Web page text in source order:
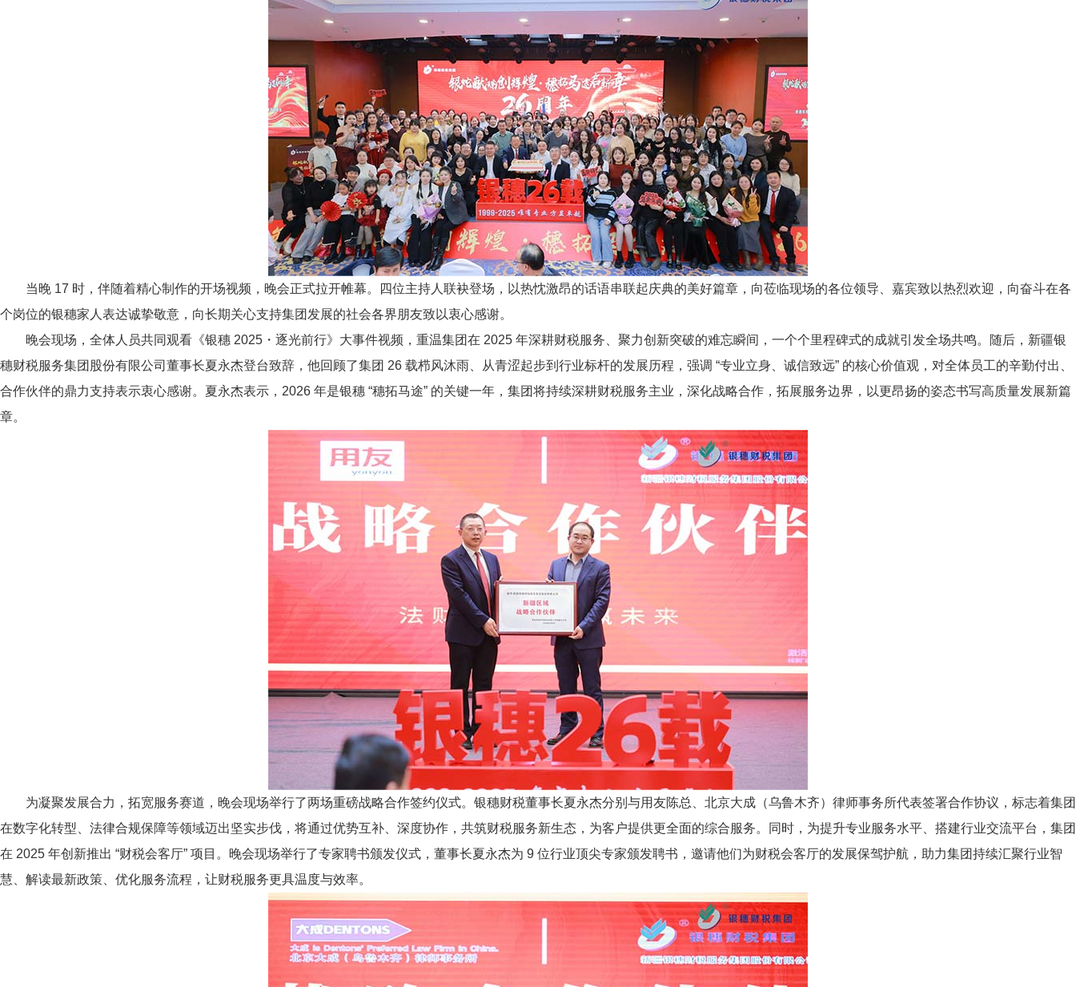
当晚 17 时，伴随着精心制作的开场视频，晚会正式拉开帷幕。四位主持人联袂登场，以热忱激昂的话语串联起庆典的美好篇章，向莅临现场的各位领导、嘉宾致以热烈欢迎，向奋斗在各
个岗位的银穗家人表达诚挚敬意，向长期关心支持集团发展的社会各界朋友致以衷心感谢。
晚会现场，全体人员共同观看《银穗 2025・逐光前行》大事件视频，重温集团在 2025 年深耕财税服务、聚力创新突破的难忘瞬间，一个个里程碑式的成就引发全场共鸣。随后，新疆银
穗财税服务集团股份有限公司董事长夏永杰登台致辞，他回顾了集团 26 载栉风沐雨、从青涩起步到行业标杆的发展历程，强调 “专业立身、诚信致远” 的核心价值观，对全体员工的辛勤付出、
合作伙伴的鼎力支持表示衷心感谢。夏永杰表示，2026 年是银穗 “穗拓马途” 的关键一年，集团将持续深耕财税服务主业，深化战略合作，拓展服务边界，以更昂扬的姿态书写高质量发展新篇
章。
为凝聚发展合力，拓宽服务赛道，晚会现场举行了两场重磅战略合作签约仪式。银穗财税董事长夏永杰分别与用友陈总、北京大成（乌鲁木齐）律师事务所代表签署合作协议，标志着集团
在数字化转型、法律合规保障等领域迈出坚实步伐，将通过优势互补、深度协作，共筑财税服务新生态，为客户提供更全面的综合服务。同时，为提升专业服务水平、搭建行业交流平台，集团
在 2025 年创新推出 “财税会客厅” 项目。晚会现场举行了专家聘书颁发仪式，董事长夏永杰为 9 位行业顶尖专家颁发聘书，邀请他们为财税会客厅的发展保驾护航，助力集团持续汇聚行业智
慧、解读最新政策、优化服务流程，让财税服务更具温度与效率。